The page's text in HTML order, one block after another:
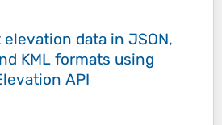
elevation data in JSON,
KML formats using
API